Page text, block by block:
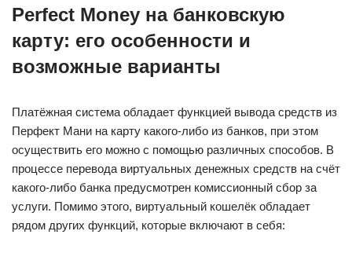
Perfect Money на банковскую
карту: его особенности и
возможные варианты
Платёжная система обладает функцией вывода средств из
Перфект Мани на карту какого-либо из банков, при этом
осуществить его можно с помощью различных способов. В
процессе перевода виртуальных денежных средств на счёт
какого-либо банка предусмотрен комиссионный сбор за
услуги. Помимо этого, виртуальный кошелёк обладает
рядом других функций, которые включают в себя: